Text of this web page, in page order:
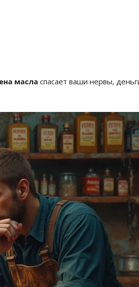
масласпасает ваши нервы,